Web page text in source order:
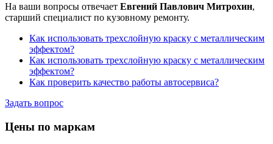
На ваши вопросы отвечает Евгений Павлович Митрохин,
старший специалист по кузовному ремонту.
Как использовать трехслойную краску с металлическим
эффектом?
Как использовать трехслойную краску с металлическим
эффектом?
Как проверить качество работы автосервиса?
Задать вопрос
Цены по маркам